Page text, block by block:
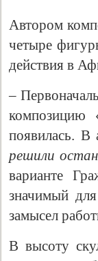
Автором
четыре
действия в
–
композицию
появилась. В
решили
варианте
значимый
замысел
В высоту